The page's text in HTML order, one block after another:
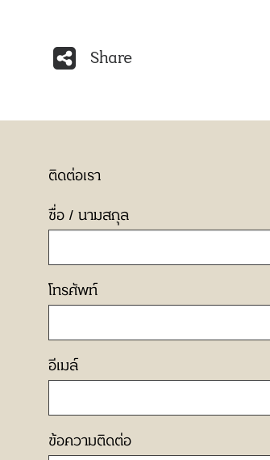
Share
ติดต่อเรา
ชื่อ / นามสกุล
โทรศัพท์
อีเมล์
ข้อความติดต่อ